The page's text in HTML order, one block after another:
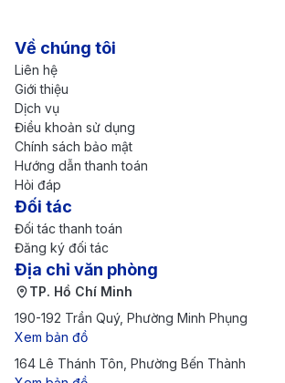
China Southern - Hãng hàng không
China Southern:
những hãng hàng không lớn tại
khai thác các chuyến bay từ Hà Nội
điểm quá cảnh tại Quảng Châu.
giá vé cạnh tranh, lịch bay đa dạng
hành khách muốn tiết kiệm chi phí
dài.
Qatar Airways:
Qatar Airways
về chất lượng dịch vụ và tiện nghi
Về chúng tôi
Liên hệ
Giới thiệu
Dịch vụ
Điều khoản sử dụng
Chính sách bảo mật
Hướng dẫn thanh toán
Hỏi đáp
Đối tác
Đối tác thanh toán
Đăng ký đối tác
Địa chỉ văn phòng
TP. Hồ Chí Minh
190-192 Trần Quý, Phường Minh Phụng
Xem bản đồ
164 Lê Thánh Tôn, Phường Bến Thành